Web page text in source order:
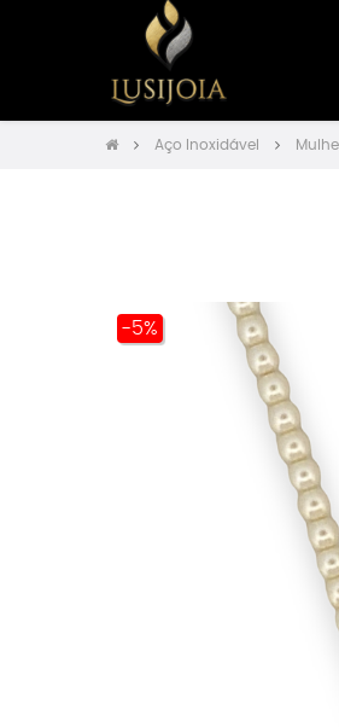
Aço Inoxidável
-5%